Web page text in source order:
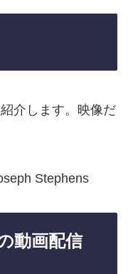
介します。映像だ
Stephens
動画配信